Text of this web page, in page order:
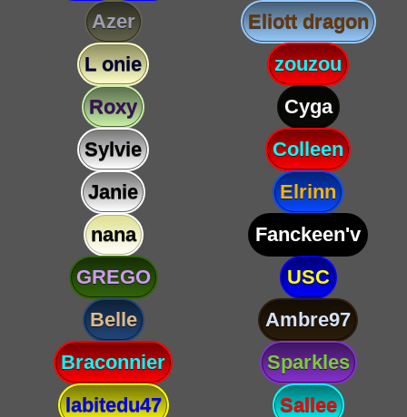
Azer
Eliott dragon
L onie
zouzou
Roxy
Cyga
Sylvie
Colleen
Janie
Elrinn
nana
Fanckeen'v
GREGO
USC
Belle
Ambre97
Braconnier
Sparkles
labitedu47
Sallee